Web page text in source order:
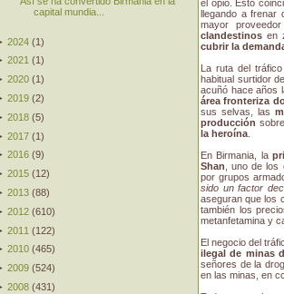
el opio. Esto
llegando a frenar
mayor
clandestinos en
cubrir la
La ruta del
habitual surtidor
acuñó hace años
área fronteriza
sus selvas, las
producción
la heroína
En Birmania, la
Shan , uno de
por grupos
sido un factor
aseguran que los
también los
metanfetamina y
El negocio del
ilegal de minas
señores de la
en las minas, en
capital mundia...
2024 (1)
2021 (1 )
2020 (1)
2019 (2)
2018 (5)
2017 (1)
2016 (9)
2015 (12)
2013 (88)
2012 (610)
2011 (122)
2010 (465)
2009 (524)
2008 (431)